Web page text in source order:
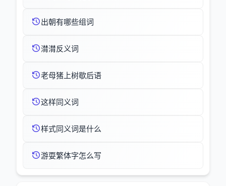
出朝有哪些组词
潸潸反义词
老母猪上树歇后语
这样同义词
样式同义词是什么
游耍繁体字怎么写